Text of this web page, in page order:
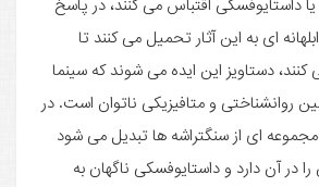
ای به این آثار تحمیل می کنند تا
دستاویز این ایده می شوند که سینما
روانشناختی و متافیزیکی ناتوان است. در
مجموعه ای از سنگتراشه ها تبدیل می شود
در آن دارد و داستایوفسکی ناگهان به